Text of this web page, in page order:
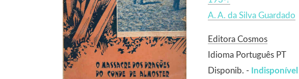
A. A. da Silva Guardado
Editora Cosmos
Idioma Português PT
Disponib. - Indisponível